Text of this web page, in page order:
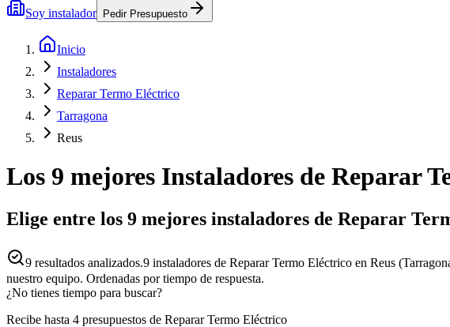
Soy instalador Pedir Presupuesto
Inicio
Instaladores
Reparar Termo Eléctrico
Tarragona
Reus
Los 9 mejores Instaladores de Reparar
Elige entre los 9 mejores instaladores de Reparar
9 resultados analizados.9 instaladores de Reparar Termo Eléctrico en Reus
nuestro equipo. Ordenadas por tiempo de respuesta.
¿No tienes tiempo para buscar?
Recibe hasta 4 presupuestos de Reparar Termo Eléctrico